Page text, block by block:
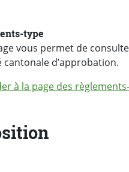
type
vous permet de
d’approbation.
à la page des